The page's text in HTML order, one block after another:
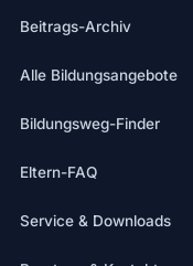
Beitrags-Archiv
Alle Bildungsangebote
Bildungsweg-Finder
Eltern-FAQ
Service & Downloads